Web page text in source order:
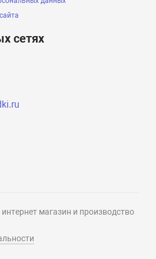
сетях
магазин и производство